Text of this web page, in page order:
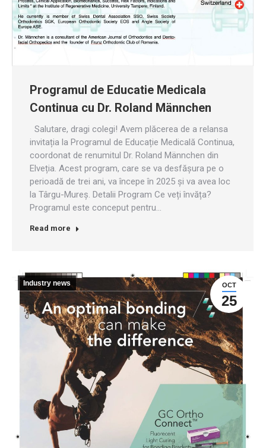
Programul de Educatie Medicala
Continua cu Dr. Roland Männchen
Salutare, dragi colegi! Avem plăcerea de a relansa
invitația la Programul de Educație Medicală Continua,
coordonat de renumitul Dr. Roland Männchen din
Elveția. Acest program, care se va desfășura pe o
perioadă de trei ani, va începe în 2025 și va avea loc
la Târgu-Mureș. Detalii Program Ce veți învăța?
Programul este conceput pentru…
Read more
OCT
25
Industry news